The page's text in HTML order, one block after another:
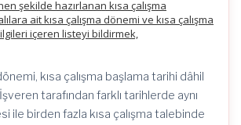
şekilde hazırlanan kısa çalışma
ait kısa çalışma dönemi ve kısa çalışma
içeren listeyi bildirmek,
kısa çalışma başlama tarihi dâhil
tarafından farklı tarihlerde aynı
ile birden fazla kısa çalışma talebinde